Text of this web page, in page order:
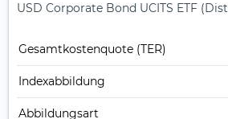
USD Corporate Bond UCITS ETF
Gesamt­kosten­quote (TER)
Index­abbildung
Abbildungs­art